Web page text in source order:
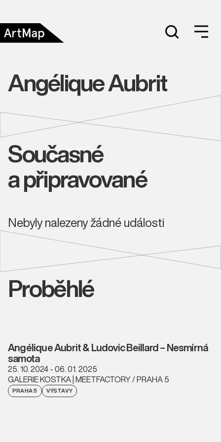
Angélique Aubrit
Současné
a připravované
Nebyly nalezeny žádné události
Proběhlé
Angélique Aubrit & Ludovic Beillard – Nesmírná
samota
25. 10. 2024 - 06. 01. 2025
GALERIE KOSTKA | MEETFACTORY / PRAHA 5
PRAHA 5 VÝSTAVY